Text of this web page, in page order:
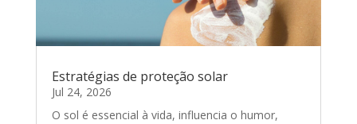
Estratégias de proteção solar
Jul 24, 2026
O sol é essencial à vida, influencia o humor,